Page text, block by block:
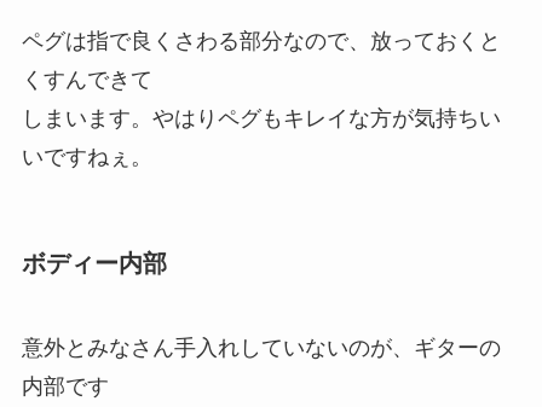
ペグは指で良くさわる部分なので、放っておくと
くすんできて
しまいます。やはりペグもキレイな方が気持ちい
いですねぇ。
ボディー内部
意外とみなさん手入れしていないのが、ギターの
内部です